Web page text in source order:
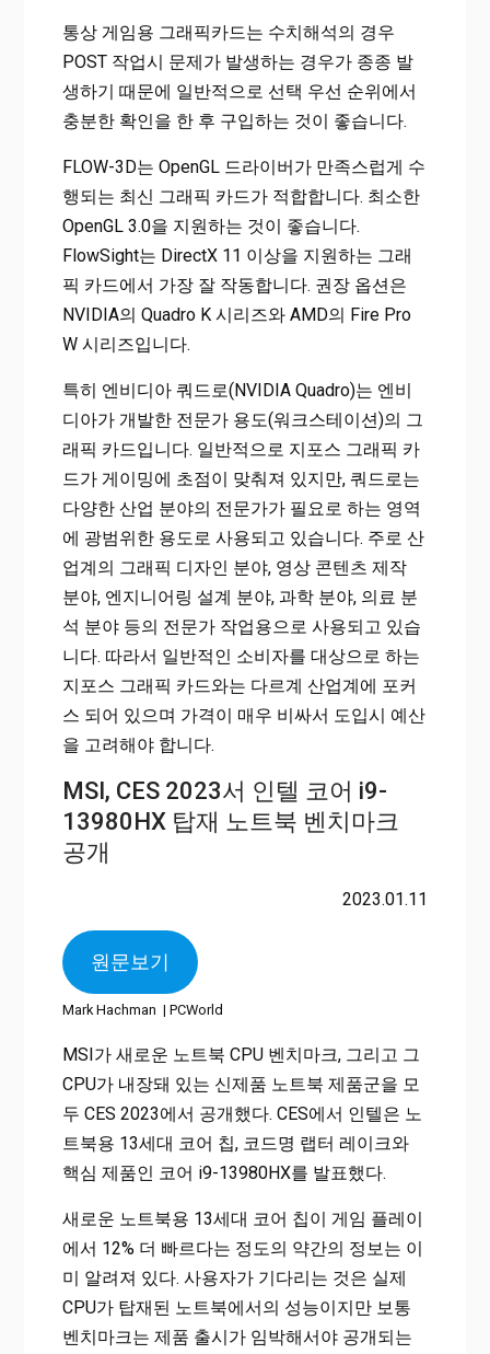
통상 게임용 그래픽카드는 수치해석의 경우
POST 작업시 문제가 발생하는 경우가 종종 발
생하기 때문에 일반적으로 선택 우선 순위에서
충분한 확인을 한 후 구입하는 것이 좋습니다.
FLOW-3D는 OpenGL 드라이버가 만족스럽게 수
행되는 최신 그래픽 카드가 적합합니다. 최소한
OpenGL 3.0을 지원하는 것이 좋습니다.
FlowSight는 DirectX 11 이상을 지원하는 그래
픽 카드에서 가장 잘 작동합니다. 권장 옵션은
NVIDIA의 Quadro K 시리즈와 AMD의 Fire Pro
W 시리즈입니다.
특히 엔비디아 쿼드로(NVIDIA Quadro)는 엔비
디아가 개발한 전문가 용도(워크스테이션)의 그
래픽 카드입니다. 일반적으로 지포스 그래픽 카
드가 게이밍에 초점이 맞춰져 있지만, 쿼드로는
다양한 산업 분야의 전문가가 필요로 하는 영역
에 광범위한 용도로 사용되고 있습니다. 주로 산
업계의 그래픽 디자인 분야, 영상 콘텐츠 제작
분야, 엔지니어링 설계 분야, 과학 분야, 의료 분
석 분야 등의 전문가 작업용으로 사용되고 있습
니다. 따라서 일반적인 소비자를 대상으로 하는
지포스 그래픽 카드와는 다르계 산업계에 포커
스 되어 있으며 가격이 매우 비싸서 도입시 예산
을 고려해야 합니다.
MSI, CES 2023서 인텔 코어 i9-
13980HX 탑재 노트북 벤치마크
공개
2023.01.11
원문보기
Mark Hachman | PCWorld
MSI가 새로운 노트북 CPU 벤치마크, 그리고 그
CPU가 내장돼 있는 신제품 노트북 제품군을 모
두 CES 2023에서 공개했다. CES에서 인텔은 노
트북용 13세대 코어 칩, 코드명 랩터 레이크와
핵심 제품인 코어 i9-13980HX를 발표했다.
새로운 노트북용 13세대 코어 칩이 게임 플레이
에서 12% 더 빠르다는 정도의 약간의 정보는 이
미 알려져 있다. 사용자가 기다리는 것은 실제
CPU가 탑재된 노트북에서의 성능이지만 보통
벤치마크는 제품 출시가 임박해서야 공개되는